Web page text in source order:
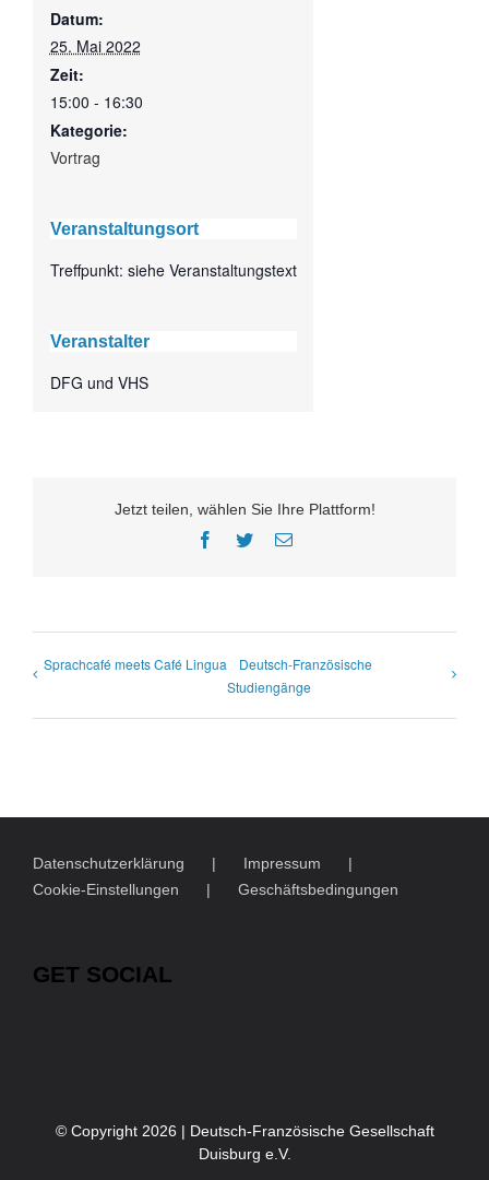
Datum:
25. Mai 2022
Zeit:
15:00 - 16:30
Kategorie:
Vortrag
Veranstaltungsort
Treffpunkt: siehe Veranstaltungstext
Veranstalter
DFG und VHS
Jetzt teilen, wählen Sie Ihre Plattform!
Facebook
TwitterE-
Sprachcafé meets Café Lingua
Deutsch-Französische
Studiengänge
Datenschutzerklärung
Impressum
Cookie-Einstellungen
Geschäftsbedingungen
GET SOCIAL
© Copyright 2026 | Deutsch-Französische Gesellschaft
Duisburg e.V.